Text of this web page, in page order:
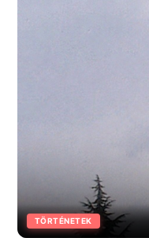
TÖRTÉNETEK